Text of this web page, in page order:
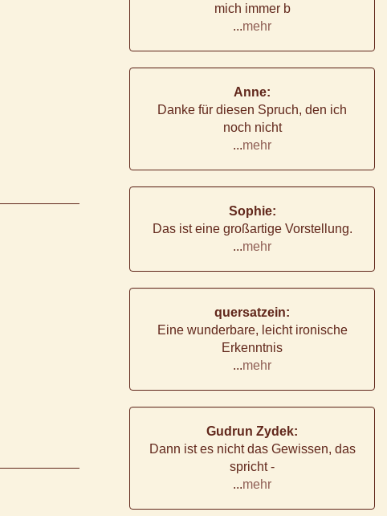
mich immer b
...mehr
Anne:
Danke für diesen Spruch, den ich
noch nicht
...mehr
Sophie:
Das ist eine großartige Vorstellung.
...mehr
quersatzein:
Eine wunderbare, leicht ironische
Erkenntnis
...mehr
Gudrun Zydek:
Dann ist es nicht das Gewissen, das
spricht -
...mehr